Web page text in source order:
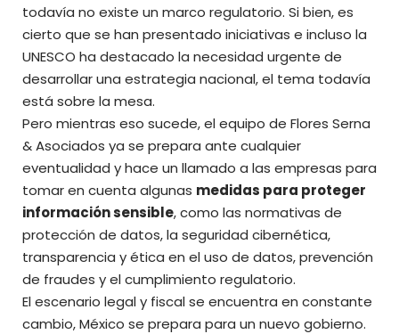
todavía no existe un marco regulatorio. Si bien, es
cierto que se han presentado iniciativas e incluso la
UNESCO ha destacado la necesidad urgente de
desarrollar una estrategia nacional, el tema todavía
está sobre la mesa.
Pero mientras eso sucede, el equipo de Flores Serna
& Asociados ya se prepara ante cualquier
eventualidad y hace un llamado a las empresas para
tomar en cuenta algunas medidas para proteger
información sensible, como las normativas de
protección de datos, la seguridad cibernética,
transparencia y ética en el uso de datos, prevención
de fraudes y el cumplimiento regulatorio.
El escenario legal y fiscal se encuentra en constante
cambio, México se prepara para un nuevo gobierno.